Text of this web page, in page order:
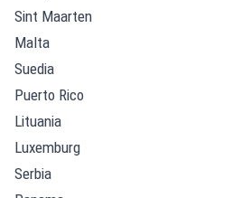
Sint Maarten
Malta
Suedia
Puerto Rico
Lituania
Luxemburg
Serbia